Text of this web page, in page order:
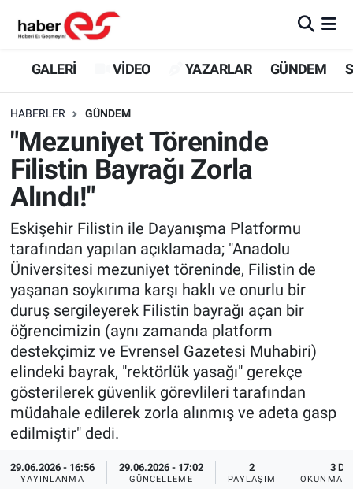
GALERİ VİDEO YAZARLAR GÜNDEM
HABERLER GÜNDEM
"Mezuniyet Töreninde
Filistin Bayrağı Zorla
Alındı!"
Eskişehir Filistin ile Dayanışma Platformu
tarafından yapılan açıklamada; "Anadolu
Üniversitesi mezuniyet töreninde, Filistin de
yaşanan soykırıma karşı haklı ve onurlu bir
duruş sergileyerek Filistin bayrağı açan bir
öğrencimizin (aynı zamanda platform
destekçimiz ve Evrensel Gazetesi Muhabiri)
elindeki bayrak, "rektörlük yasağı" gerekçe
gösterilerek güvenlik görevlileri tarafından
müdahale edilerek zorla alınmış ve adeta gasp
edilmiştir" dedi.
29.06.2026 - 16:56
YAYINLANMA
29.06.2026 - 17:02
GÜNCELLEME
2
PAYLAŞIM
3 DK
OKUNMA
GALERİ
YAZARLAR
GÜNDEM
SİYASET
TEKNOLOJİ
EKONOMİ
SPOR
ASAYİŞ
Eskişehir Nöbetçi Eczaneler
Eskişehir Trafik Yoğunluk Haritası
Süper Lig Puan Durumu ve Fikstür
Tüm Manşetler
Son Dakika Haberleri
Haber Arşivi